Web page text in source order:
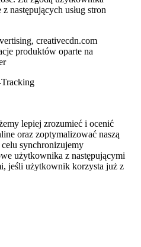
następujących usług stron
creativecdn.com
produktów oparte na
lepiej zrozumieć i ocenić
oraz zoptymalizować naszą
synchronizujemy
użytkownika z następującymi
jeśli użytkownik korzysta już z